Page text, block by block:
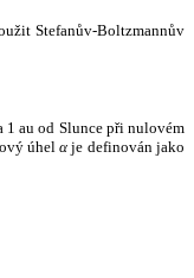
Stefanův-Boltzmannův
au od Slunce při nulovém
úhelα je definován jako